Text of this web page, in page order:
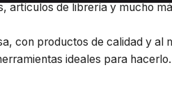
artículos de librería y mucho
con productos de calidad y al
ideales para hacerlo.